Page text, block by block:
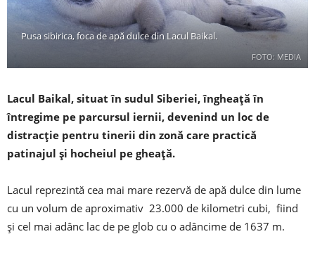
FOTO: MEDIA
Pusa sibirica, foca de apă dulce din Lacul Baikal.
Lacul Baikal, situat în sudul Siberiei, îngheață în
întregime pe parcursul iernii, devenind un loc de
distracție pentru tinerii din zonă care practică
patinajul și hocheiul pe gheață.
Lacul reprezintă cea mai mare rezervă de apă dulce din lume
cu un volum de aproximativ 23.000 de kilometri cubi, fiind
și cel mai adânc lac de pe glob cu o adâncime de 1637 m.